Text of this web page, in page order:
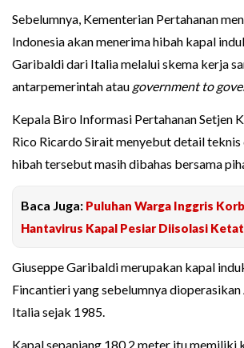
Sebelumnya, Kementerian Pertahanan
Indonesia akan menerima hibah kapal
Garibaldi dari Italia melalui skema kerja
antarpemerintah atau government to
Kepala Biro Informasi Pertahanan Setjen
Rico Ricardo Sirait menyebut detail
hibah tersebut masih dibahas bersama
Baca Juga: Puluhan Warga Inggris
Hantavirus Kapal Pesiar Diisolasi Ketat
Giuseppe Garibaldi merupakan kapal
Fincantieri yang sebelumnya
Italia sejak 1985.
Kapal sepanjang 180,2 meter itu memiliki